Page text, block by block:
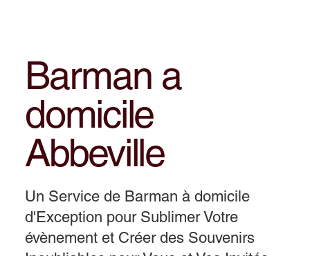
Barman a
domicile
Abbeville
Un Service de Barman à domicile
d'Exception pour Sublimer Votre
évènement et Créer des Souvenirs